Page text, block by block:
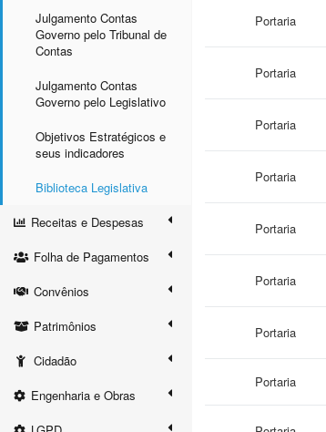
Julgamento Contas
Governo pelo Tribunal de
Contas
Julgamento Contas
Governo pelo Legislativo
Objetivos Estratégicos e
seus indicadores
Biblioteca Legislativa
Receitas e Despesas
Folha de Pagamentos
Convênios
Patrimônios
Cidadão
Engenharia e Obras
Portaria
Portaria
Portaria
Portaria
Portaria
Portaria
Portaria
Portaria